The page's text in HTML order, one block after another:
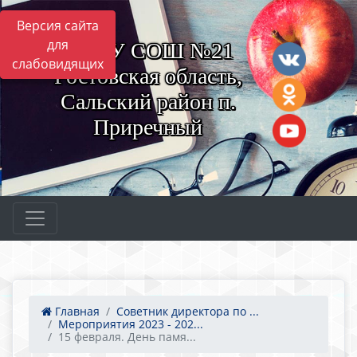
Версия сайта
для
слабовидящих
МБОУ СОШ №21
Ростовская область,
Сальский район п.
Приречный
Главная
Советник директора по ...
Мероприятия 2023 - 202...
15 февраля. День памя...